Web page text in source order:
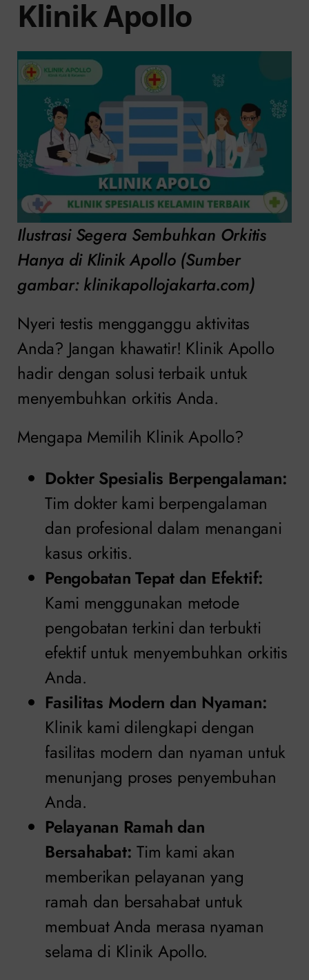
Klinik Apollo
Ilustrasi Segera Sembuhkan Orkitis
Hanya di Klinik Apollo (Sumber
gambar: klinikapollojakarta.com)
Nyeri testis mengganggu aktivitas
Anda? Jangan khawatir! Klinik Apollo
hadir dengan solusi terbaik untuk
menyembuhkan orkitis Anda.
Mengapa Memilih Klinik Apollo?
Dokter Spesialis Berpengalaman:
Tim dokter kami berpengalaman
dan profesional dalam menangani
kasus orkitis.
Pengobatan Tepat dan Efektif:
Kami menggunakan metode
pengobatan terkini dan terbukti
efektif untuk menyembuhkan orkitis
Anda.
Fasilitas Modern dan Nyaman:
Klinik kami dilengkapi dengan
fasilitas modern dan nyaman untuk
menunjang proses penyembuhan
Anda.
Pelayanan Ramah dan
Bersahabat: Tim kami akan
memberikan pelayanan yang
ramah dan bersahabat untuk
membuat Anda merasa nyaman
selama di Klinik Apollo.